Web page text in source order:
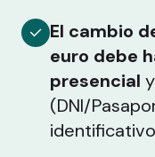
El cambio
euro debe
presencial
(DNI/